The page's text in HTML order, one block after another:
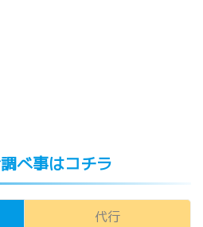
べ事はコチラ
代行